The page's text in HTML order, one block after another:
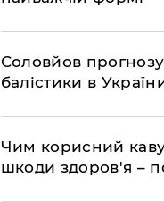
Соловйов
балістики в
Чим корисний
шкоди здоров'я –